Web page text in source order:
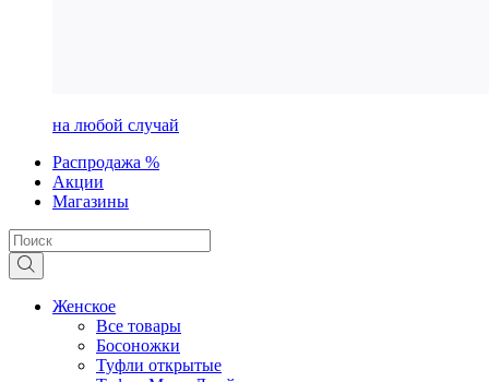
на любой случай
Распродажа %
Акции
Магазины
Женское
Все товары
Босоножки
Туфли открытые